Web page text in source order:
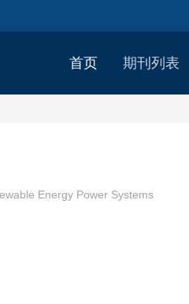
首页 期刊列表
Energy Power Systems